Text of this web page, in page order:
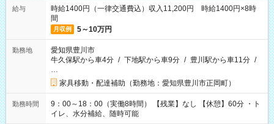
給与
時給1400円（一律交通費込）収入11,200円 時給1400円×8時
間
月収例 5～10万円
勤務地
愛知県豊川市
牛久保駅から車4分 / 下地駅から車9分 / 豊川駅から車11分 /
…
家具移動・配達補助（勤務地：愛知県豊川市正岡町）
勤務時間
9：00～18：00（実働8時間） 【残業】なし 【休憩】60分 ・ト
イレ、水分補給、随時可能